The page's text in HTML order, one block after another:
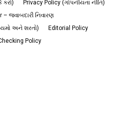
કરો)
Privacy Policy (ગોપનીયતા નીતિ)
જવાબદારી નિવારણ
અને શરતો)
Editorial Policy
Policy